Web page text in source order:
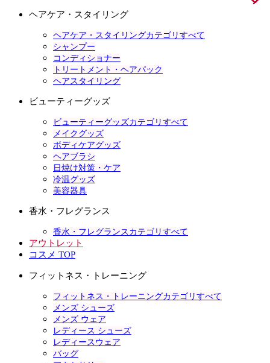
ヘアケア・スタイリング
ヘアケア・スタイリングカテゴリすべて
シャンプー
コンディショナー
トリートメント・ヘアパック
ヘアスタイリング
ビューティーグッズ
ビューティーグッズカテゴリすべて
メイクグッズ
ボディケアグッズ
ヘアブラシ
日焼け対策・ケア
冷温グッズ
美容器具
香水・フレグランス
香水・フレグランスカテゴリすべて
アウトレット
コスメ TOP
フィットネス・トレーニング
フィットネス・トレーニングカテゴリすべて
メンズ シューズ
メンズ ウェア
レディース シューズ
レディースウェア
バッグ